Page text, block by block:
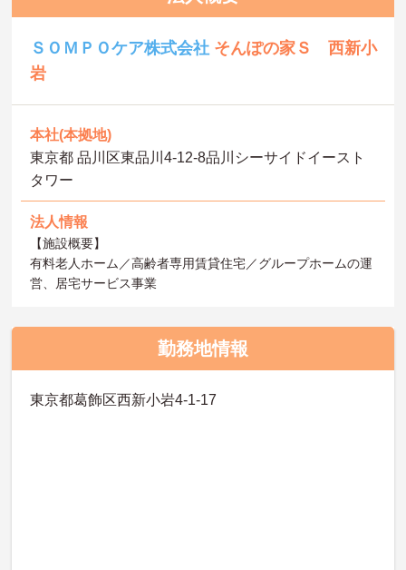
ＳＯＭＰＯケア株式会社 そんぽの家Ｓ 西新小
岩
本社(本拠地)
東京都 品川区東品川4-12-8品川シーサイドイースト
タワー
法人情報
【施設概要】
有料老人ホーム／高齢者専用賃貸住宅／グループホームの運
営、居宅サービス事業
勤務地情報
東京都葛飾区西新小岩4-1-17